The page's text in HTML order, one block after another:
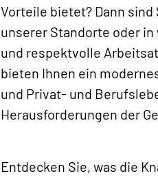
Vorteile bietet? Dann
unserer Standorte oder
und respektvolle
bieten Ihnen ein
und Privat- und
Herausforderungen der
Entdecken Sie, was die